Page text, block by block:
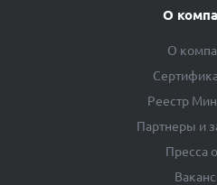
О
О
Реестр
Партнеры и
Пресса